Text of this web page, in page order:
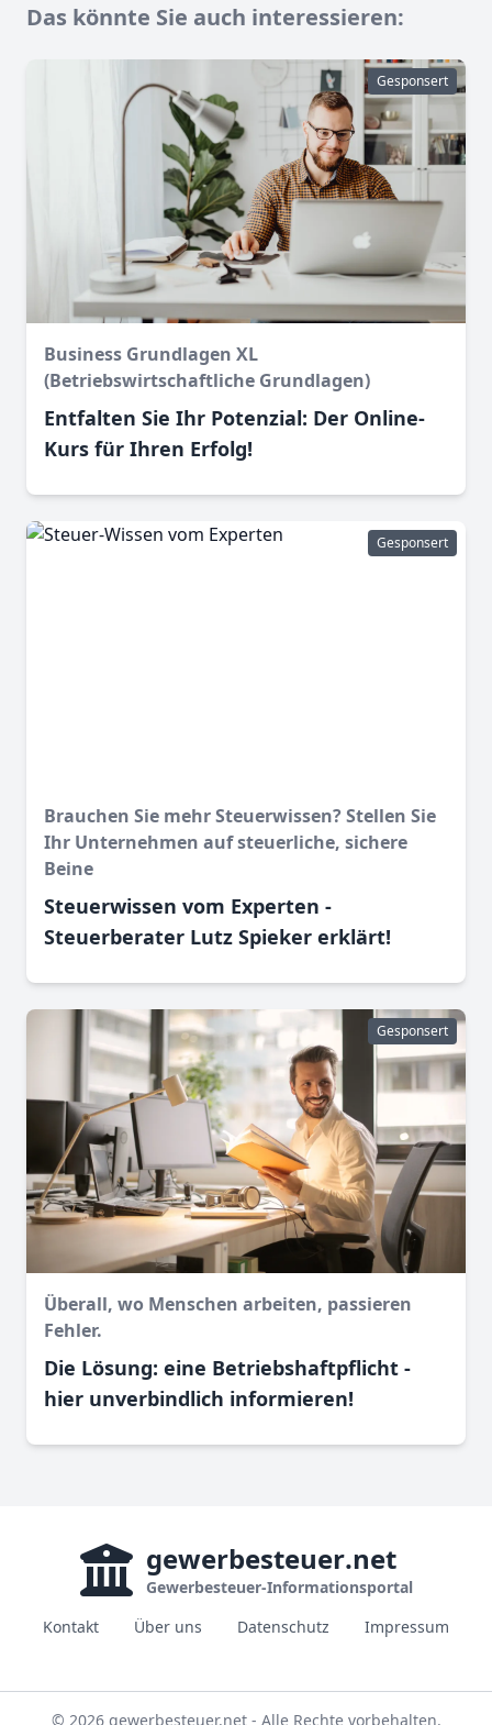
Das könnte Sie auch interessieren:
Gesponsert
Business Grundlagen XL
(Betriebswirtschaftliche Grundlagen)
Entfalten Sie Ihr Potenzial: Der Online-
Kurs für Ihren Erfolg!
Gesponsert
Brauchen Sie mehr Steuerwissen? Stellen Sie
Ihr Unternehmen auf steuerliche, sichere
Beine
Steuerwissen vom Experten -
Steuerberater Lutz Spieker erklärt!
Gesponsert
Überall, wo Menschen arbeiten, passieren
Fehler.
Die Lösung: eine Betriebshaftpflicht -
hier unverbindlich informieren!
gewerbesteuer.net
Gewerbesteuer-Informationsportal
Kontakt
Über uns Datenschutz Impressum
© 2026 gewerbesteuer.net - Alle Rechte vorbehalten.